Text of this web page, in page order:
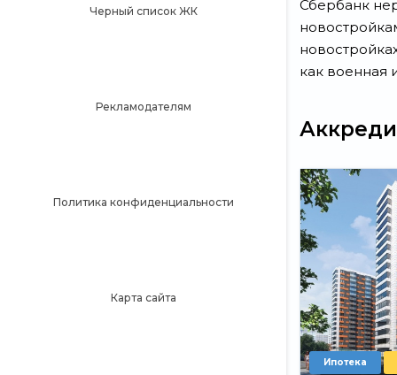
Черный список ЖК
Рекламодателям
Политика конфиденциальности
Карта сайта
Сбербанк
как военная
Ипотека